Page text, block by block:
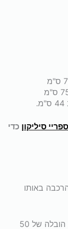
ספריי סיליקון כדי
והרכבה באותו
בבניין ללא מעלית מקומה 2 ומעלה יש תוספת הובלה של 50